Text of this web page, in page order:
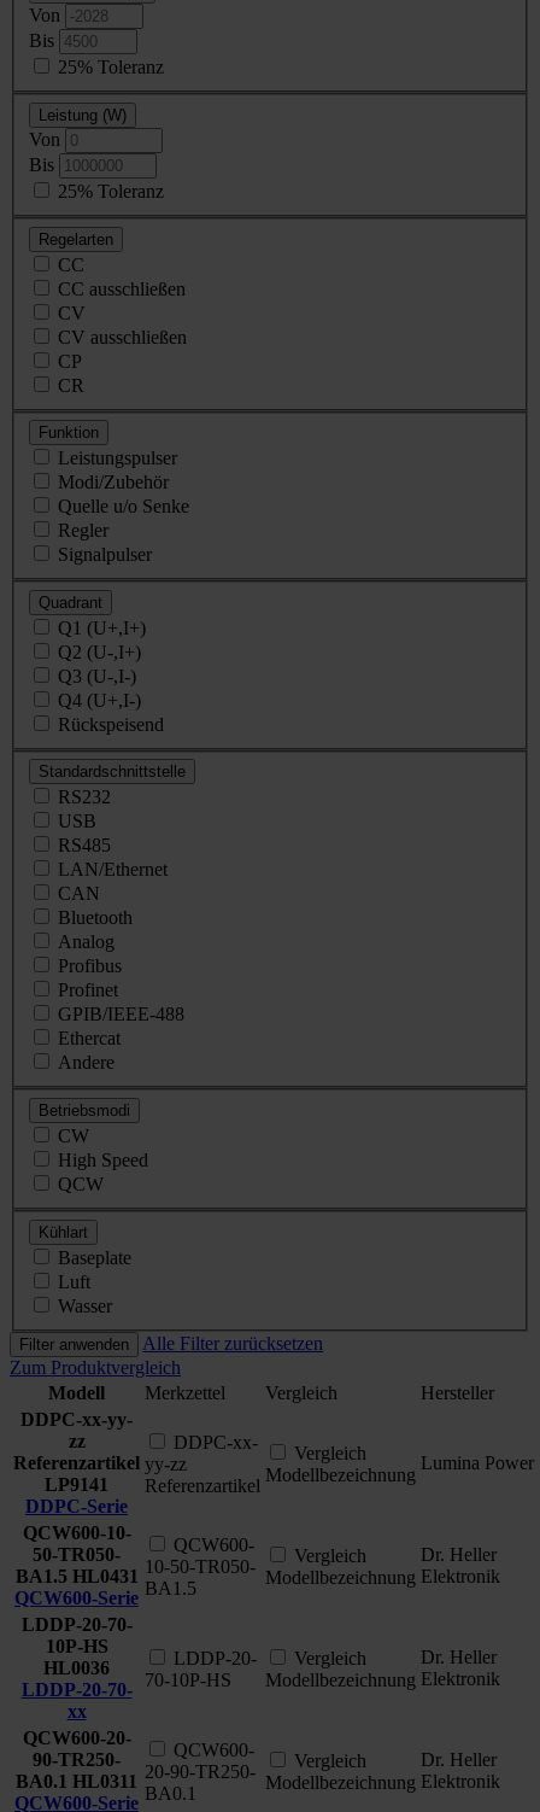
Von
Bis
25% Toleranz
Leistung (W)
Von
Bis
25% Toleranz
Regelarten
CC
CC ausschließen
CV
CV ausschließen
CP
CR
Funktion
Leistungspulser
Modi/Zubehör
Quelle u/o Senke
Regler
Signalpulser
Quadrant
Q1 (U+,I+)
Q2 (U-,I+)
Q3 (U-,I-)
Q4 (U+,I-)
Rückspeisend
Standardschnittstelle
RS232
USB
RS485
LAN/Ethernet
CAN
Bluetooth
Analog
Profibus
Profinet
GPIB/IEEE-488
Ethercat
Andere
Betriebsmodi
CW
High Speed
QCW
Kühlart
Baseplate
Luft
Wasser
Filter anwenden
Alle Filter zurücksetzen
Zum Produktvergleich
Modell
Merkzettel Vergleich
Hersteller
DDPC-xx-yy-
zz
Referenzartikel
LP9141
DDPC-Serie
DDPC-xx-
yy-zz
Referenzartikel
Vergleich
Modellbezeichnung
Lumina Power
QCW600-10-
50-TR050-
BA1.5 HL0431
QCW600-Serie
QCW600-
10-50-TR050-
BA1.5
Vergleich
Modellbezeichnung
Dr. Heller
Elektronik
LDDP-20-70-
10P-HS
HL0036
LDDP-20-70-
xx
LDDP-20-
70-10P-HS
Vergleich
Modellbezeichnung
Dr. Heller
Elektronik
QCW600-20-
90-TR250-
BA0.1 HL0311
QCW600-Serie
QCW600-
20-90-TR250-
BA0.1
Vergleich
Modellbezeichnung
Dr. Heller
Elektronik